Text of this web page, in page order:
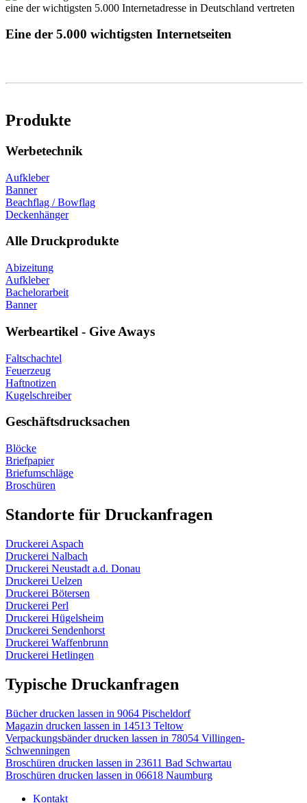
Eine der 5.000 wichtigsten Internetseiten
Produkte
Werbetechnik
Aufkleber
Banner
Beachflag / Bowflag
Deckenhänger
Alle Druckprodukte
Abizeitung
Aufkleber
Bachelorarbeit
Banner
Werbeartikel - Give Aways
Faltschachtel
Feuerzeug
Haftnotizen
Kugelschreiber
Geschäftsdrucksachen
Blöcke
Briefpapier
Briefumschläge
Broschüren
Standorte für Druckanfragen
Druckerei Aspach
Druckerei Nalbach
Druckerei Neustadt a.d. Donau
Druckerei Uelzen
Druckerei Bötersen
Druckerei Perl
Druckerei Hügelsheim
Druckerei Sendenhorst
Druckerei Waffenbrunn
Druckerei Hetlingen
Typische Druckanfragen
Bücher drucken lassen in 9064 Pischeldorf
Magazin drucken lassen in 14513 Teltow
Verpackungsbänder drucken lassen in 78054 Villingen-
Schwenningen
Broschüren drucken lassen in 23611 Bad Schwartau
Broschüren drucken lassen in 06618 Naumburg
Kontakt